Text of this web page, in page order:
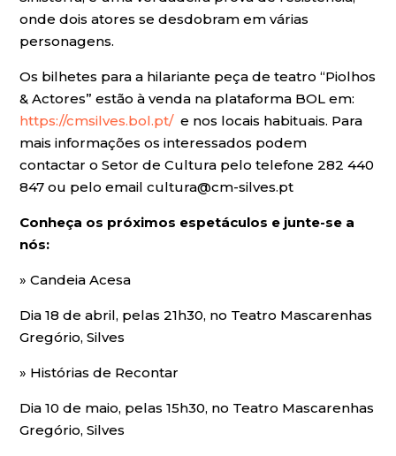
onde dois atores se desdobram em várias
personagens.
Os bilhetes para a hilariante peça de teatro “Piolhos
& Actores” estão à venda na plataforma BOL em:
https://cmsilves.bol.pt/e nos locais habituais. Para
mais informações os interessados podem
contactar o Setor de Cultura pelo telefone 282 440
847 ou pelo email cultura@cm-silves.pt
Conheça os próximos espetáculos e junte-se a
nós:
» Candeia Acesa
Dia 18 de abril, pelas 21h30, no Teatro Mascarenhas
Gregório, Silves
» Histórias de Recontar
Dia 10 de maio, pelas 15h30, no Teatro Mascarenhas
Gregório, Silves